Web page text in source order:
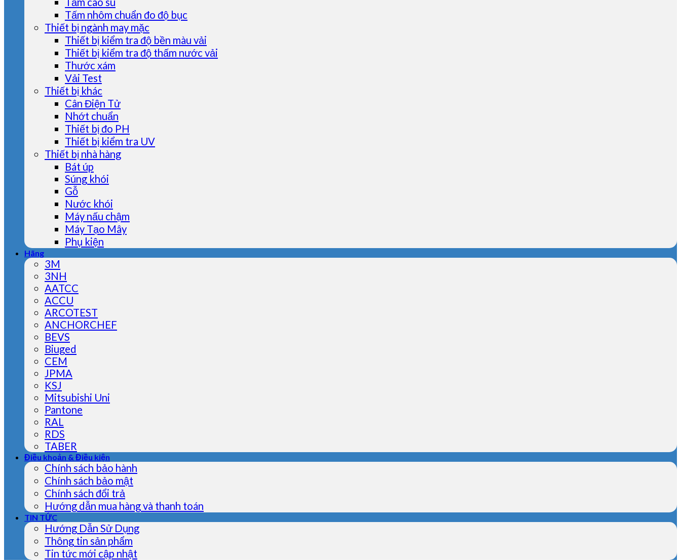
Tấm nhôm chuẩn đo độ bục
Thiết bị ngành may mặc
Thiết bị kiểm tra độ bền màu vải
Thiết bị kiểm tra độ thấm nước vải
Thước xám
Vải Test
Thiết bị khác
Cân Điện Tử
Nhớt chuẩn
Thiết bị đo PH
Thiết bị kiểm tra UV
Thiết bị nhà hàng
Bát úp
Súng khói
Gỗ
Nước khói
Máy nấu chậm
Máy Tạo Mây
Phụ kiện
Hãng
3M
3NH
AATCC
ACCU
ARCOTEST
ANCHORCHEF
BEVS
Biuged
CEM
JPMA
KSJ
Mitsubishi Uni
Pantone
RAL
RDS
TABER
Điều khoản & Điều kiện
Chính sách bảo hành
Chính sách bảo mật
Chính sách đổi trả
Hướng dẫn mua hàng và thanh toán
TIN TỨC
Hướng Dẫn Sử Dụng
Thông tin sản phẩm
Tin tức mới cập nhật